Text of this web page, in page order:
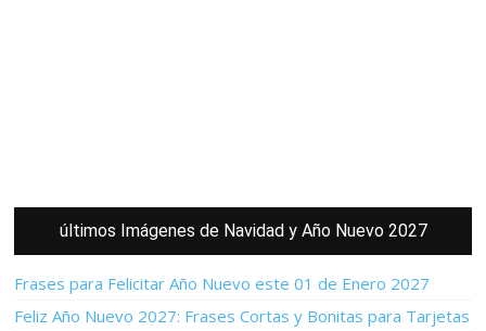
últimos Imágenes de Navidad y Año Nuevo 2027
Frases para Felicitar Año Nuevo este 01 de Enero 2027
Feliz Año Nuevo 2027: Frases Cortas y Bonitas para Tarjetas